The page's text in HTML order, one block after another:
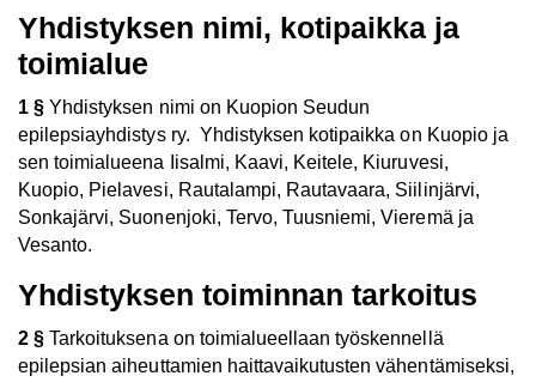
Yhdistyksen nimi, kotipaikka ja
toimialue
1 §Yhdistyksen nimi on Kuopion Seudun
epilepsiayhdistys ry. Yhdistyksen kotipaikka on Kuopio ja
sen toimialueena Iisalmi, Kaavi, Keitele, Kiuruvesi,
Kuopio, Pielavesi, Rautalampi, Rautavaara, Siilinjärvi,
Sonkajärvi, Suonenjoki, Tervo, Tuusniemi, Vieremä ja
Vesanto.
Yhdistyksen toiminnan tarkoitus
2 §Tarkoituksena on toimialueellaan työskennellä
epilepsian aiheuttamien haittavaikutusten vähentämiseksi,